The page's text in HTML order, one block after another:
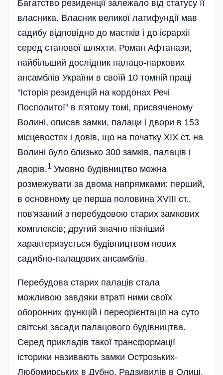
Багатство резиденції залежало від статусу її
власника. Власник великої латифундії мав
садибу відповідно до маєтків і до ієрархії
серед станової шляхти. Роман Афтанази,
найбільший дослідник палацо-паркових
ансамблів України в своїй 10 томній праці
"Історія резиденцій на кордонах Речі
Посполитої" в п'ятому томі, присвяченому
Волині, описав замки, палаци і двори в 153
місцевостях і довів, що на початку XIX ст. на
Волині було близько 300 замків, палаців і
дворів.1 Умовно будівництво можна
розмежувати за двома напрямками: перший,
в основному це перша половина ХVIII ст.,
пов'язаний з перебудовою старих замкових
комплексів; другий значно пізніший
характеризується будівництвом нових
садибно-палацових ансамблів.
Перебудова старих палаців стала
можливою завдяки втраті ними своїх
оборонних функцій і переорієнтація на суто
світські засади палацового будівництва.
Серед прикладів такої трансформації
історики називають замки Острозьких-
Любомирських в Дубно, Радзивилів в Олиці,